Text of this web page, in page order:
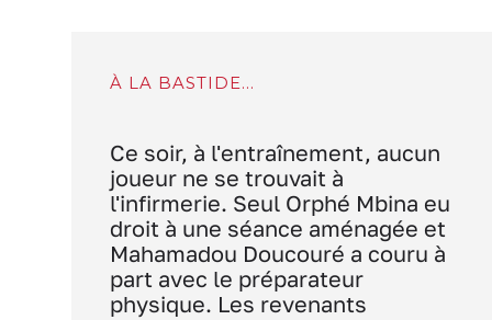
À LA BASTIDE...
Ce soir, à l'entraînement, aucun
joueur ne se trouvait à
l'infirmerie. Seul Orphé Mbina eu
droit à une séance aménagée et
Mahamadou Doucouré a couru à
part avec le préparateur
physique. Les revenants